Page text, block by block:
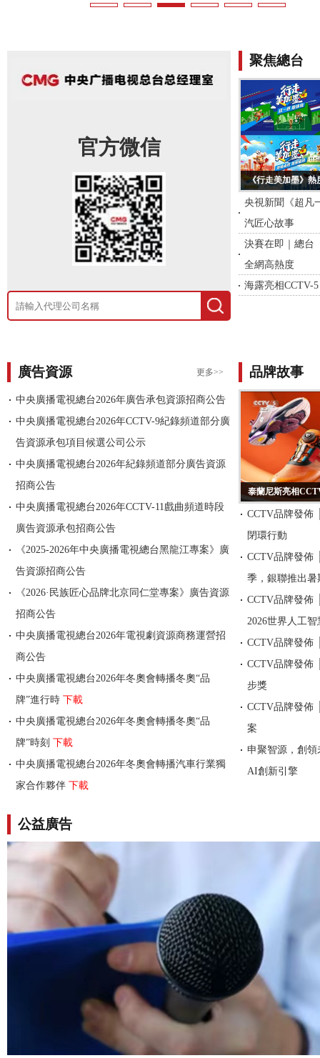
官方微信
聚焦總台
《行走美加墨》熱
央視新聞《超凡
汽匠心故事
決賽在即｜總台
全網高熱度
海露亮相CCTV-
廣告資源 更多>>
中央廣播電視總台2026年廣告承包資源招商公告
中央廣播電視總台2026年CCTV-9紀錄頻道部分廣
告資源承包項目候選公司公示
中央廣播電視總台2026年紀錄頻道部分廣告資源
招商公告
中央廣播電視總台2026年CCTV-11戲曲頻道時段
廣告資源承包招商公告
《2025-2026年中央廣播電視總台黑龍江專案》廣
告資源招商公告
《2026·民族匠心品牌北京同仁堂專案》廣告資源
招商公告
中央廣播電視總台2026年電視劇資源商務運營招
商公告
中央廣播電視總台2026年冬奧會轉播冬奧“品
牌”進行時 下載
中央廣播電視總台2026年冬奧會轉播冬奧“品
牌”時刻 下載
中央廣播電視總台2026年冬奧會轉播汽車行業獨
家合作夥伴 下載
品牌故事
泰蘭尼斯亮相
CCTV品牌發佈
閉環行動
CCTV品牌發佈
季，銀聯推出暑
CCTV品牌發佈
2026世界人工智
CCTV品牌發佈
CCTV品牌發佈
步獎
CCTV品牌發佈
案
申聚智源，創領
AI創新引擎
公益廣告